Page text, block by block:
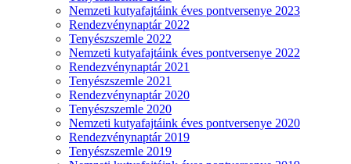
Nemzeti kutyafajtáink éves pontversenye 2023
Rendezvénynaptár 2022
Tenyészszemle 2022
Nemzeti kutyafajtáink éves pontversenye 2022
Rendezvénynaptár 2021
Tenyészszemle 2021
Rendezvénynaptár 2020
Tenyészszemle 2020
Nemzeti kutyafajtáink éves pontversenye 2020
Rendezvénynaptár 2019
Tenyészszemle 2019